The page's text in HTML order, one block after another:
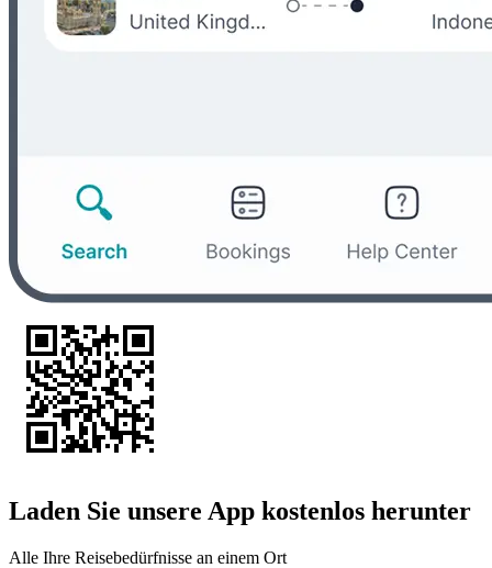
Laden Sie unsere App kostenlos herunter
Alle Ihre Reisebedürfnisse an einem Ort